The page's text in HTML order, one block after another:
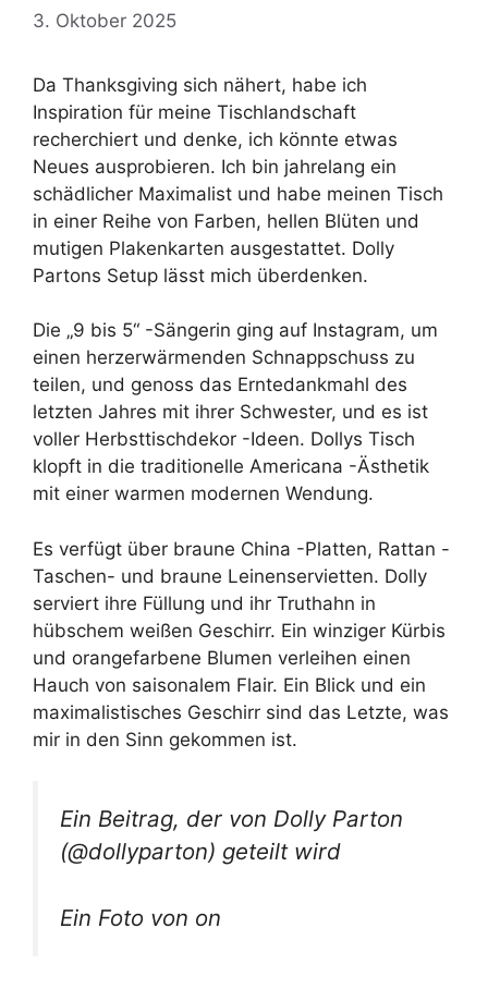
3. Oktober 2025
Da Thanksgiving sich nähert, habe ich
Inspiration für meine Tischlandschaft
recherchiert und denke, ich könnte etwas
Neues ausprobieren. Ich bin jahrelang ein
schädlicher Maximalist und habe meinen Tisch
in einer Reihe von Farben, hellen Blüten und
mutigen Plakenkarten ausgestattet. Dolly
Partons Setup lässt mich überdenken.
Die „9 bis 5“ -Sängerin ging auf Instagram, um
einen herzerwärmenden Schnappschuss zu
teilen, und genoss das Erntedankmahl des
letzten Jahres mit ihrer Schwester, und es ist
voller Herbsttischdekor -Ideen. Dollys Tisch
klopft in die traditionelle Americana -Ästhetik
mit einer warmen modernen Wendung.
Es verfügt über braune China -Platten, Rattan -
Taschen- und braune Leinenservietten. Dolly
serviert ihre Füllung und ihr Truthahn in
hübschem weißen Geschirr. Ein winziger Kürbis
und orangefarbene Blumen verleihen einen
Hauch von saisonalem Flair. Ein Blick und ein
maximalistisches Geschirr sind das Letzte, was
mir in den Sinn gekommen ist.
Ein Beitrag, der von Dolly Parton
(@dollyparton) geteilt wird
Ein Foto von on